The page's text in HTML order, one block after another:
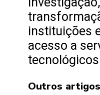
instituições
acesso a
Outros